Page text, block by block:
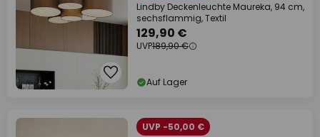
Lindby Deckenleuchte Maureka, 94 cm,
sechsflammig, Textil
129,90 €
UVP189,90 €
Auf Lager
UVP -50,00 €